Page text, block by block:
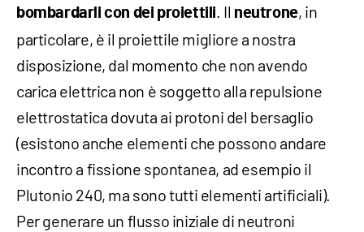
bombardarli con dei proiettili. Il neutrone, in
particolare, è il proiettile migliore a nostra
disposizione, dal momento che non avendo
carica elettrica non è soggetto alla repulsione
elettrostatica dovuta ai protoni del bersaglio
(esistono anche elementi che possono andare
incontro a fissione spontanea, ad esempio il
Plutonio 240, ma sono tutti elementi artificiali).
Per generare un flusso iniziale di neutroni